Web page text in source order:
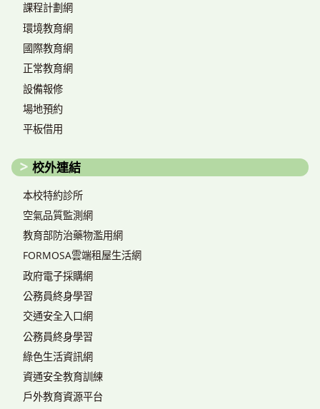
課程計劃網
環境教育網
國際教育網
正常教育網
設備報修
場地預約
平板借用
校外連結
本校特約診所
空氣品質監測網
教育部防治藥物濫用網
FORMOSA雲端租屋生活網
政府電子採購網
公務員終身學習
交通安全入口網
公務員終身學習
綠色生活資訊網
資通安全教育訓練
戶外教育資源平台